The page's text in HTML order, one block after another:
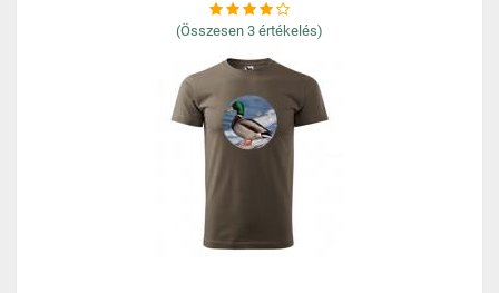
(Összesen 3 értékelés)